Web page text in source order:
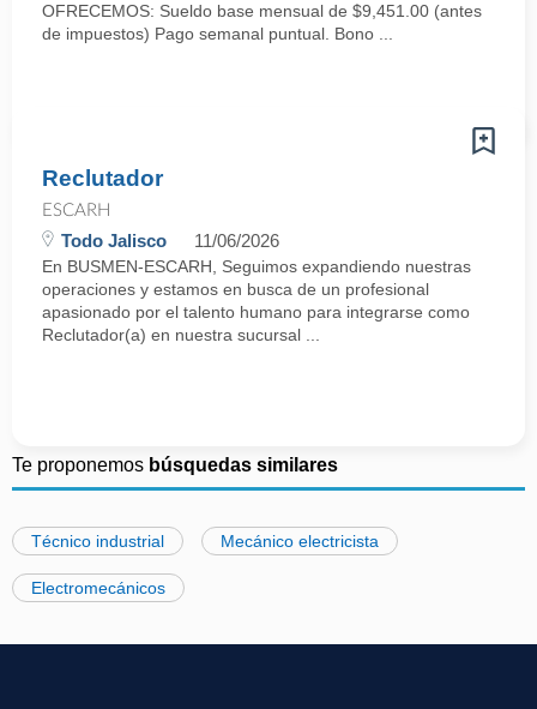
OFRECEMOS: Sueldo base mensual de $9,451.00 (antes
de impuestos) Pago semanal puntual. Bono ...
Reclutador
ESCARH
Todo Jalisco 11/06/2026
En BUSMEN-ESCARH, Seguimos expandiendo nuestras
operaciones y estamos en busca de un profesional
apasionado por el talento humano para integrarse como
Reclutador(a) en nuestra sucursal ...
Te proponemos búsquedas similares
Técnico industrial Mecánico electricista
Electromecánicos